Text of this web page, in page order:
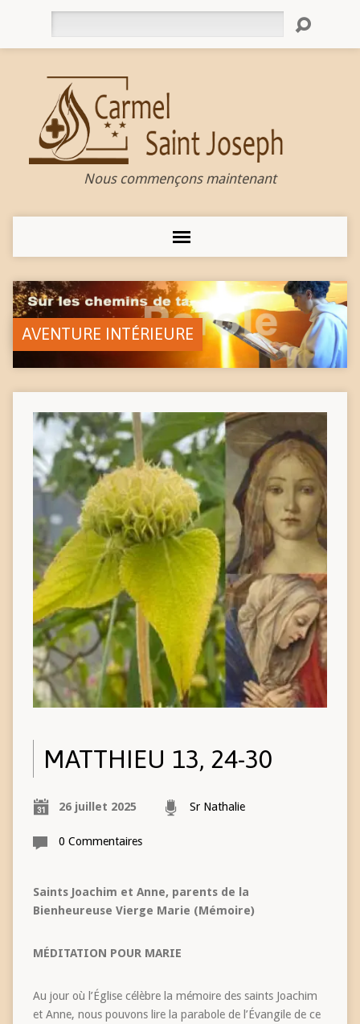
Nous commençons maintenant
AVENTURE INTÉRIEURE
MATTHIEU 13, 24-30
26 juillet 2025 Sr Nathalie
0 Commentaires
Saints Joachim et Anne, parents de la
Bienheureuse Vierge Marie (Mémoire)
MÉDITATION POUR MARIE
Au jour où l’Église célèbre la mémoire des saints Joachim
et Anne, nous pouvons lire la parabole de l’Évangile de ce